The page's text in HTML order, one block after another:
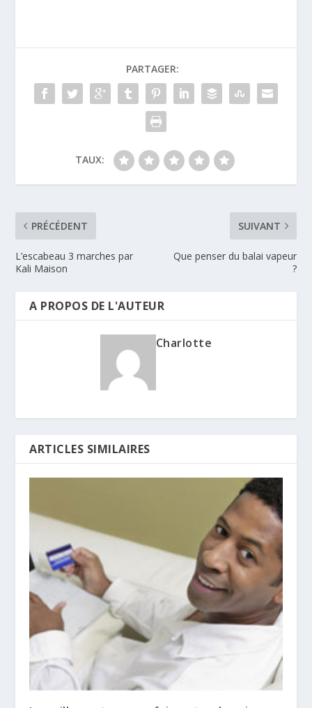
PARTAGER:
TAUX:
PRÉCÉDENT
L’escabeau 3 marches par
Kali Maison
SUIVANT
Que penser du balai vapeur
?
A PROPOS DE L'AUTEUR
Charlotte
ARTICLES SIMILAIRES